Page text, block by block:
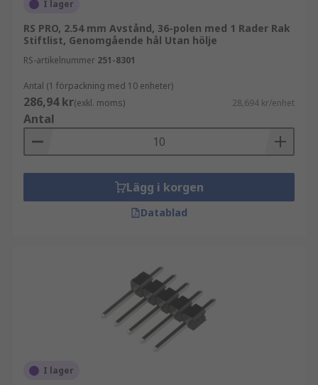
I lager
RS PRO, 2.54 mm Avstånd, 36-polen med 1 Rader Rak
Stiftlist, Genomgående hål Utan hölje
RS-artikelnummer 251-8301
Antal (1 förpackning med 10 enheter)
286,94 kr(exkl. moms) 28,694 kr/enhet
Antal
Lägg i korgen
Datablad
I lager